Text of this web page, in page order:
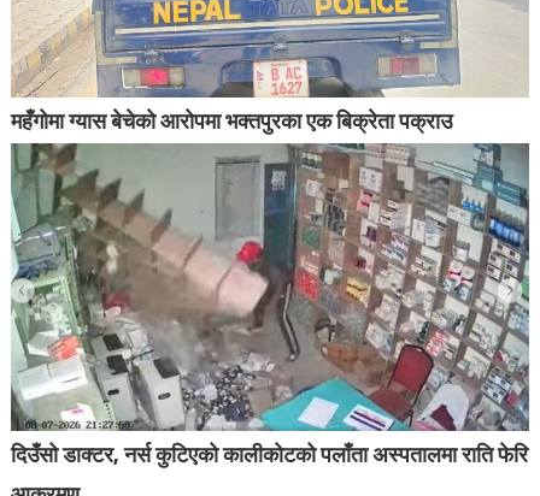
महँगोमा ग्यास बेचेको आरोपमा भक्तपुरका एक बिक्रेता पक्राउ
दिउँसो डाक्टर, नर्स कुटिएको कालीकोटको पलाँता अस्पतालमा राति फेरि